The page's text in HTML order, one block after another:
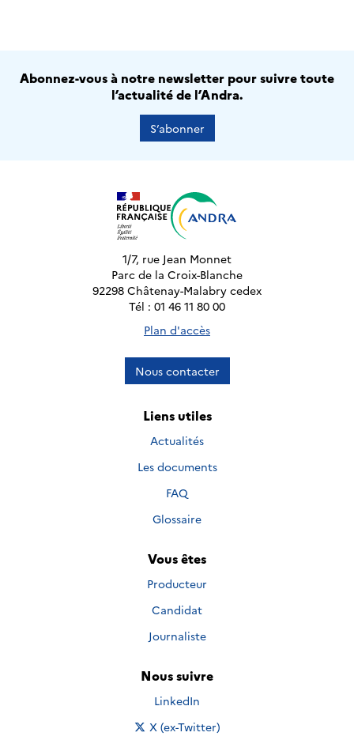
Abonnez-vous à notre newsletter pour suivre toute
l’actualité de l’Andra.
S’abonner
1/7, rue Jean Monnet
Parc de la Croix-Blanche
92298 Châtenay-Malabry cedex
Tél : 01 46 11 80 00
Plan d'accès
Nous contacter
Liens utiles
Actualités
Les documents
FAQ
Glossaire
Vous êtes
Producteur
Candidat
Journaliste
Nous suivre
Nous suivre sur
LinkedIn
Nous suivre sur
X (ex-Twitter)